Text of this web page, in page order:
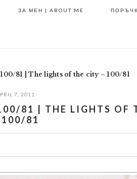
ЗА МЕН | ABOUT ME
– 100/81 | The lights of the city – 100/81
7, 2011
81 | THE LIGHTS OF
100/81